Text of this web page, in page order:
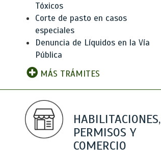
Tóxicos
Corte de pasto en casos
especiales
Denuncia de Líquidos en la Vía
Pública
MÁS TRÁMITES
HABILITACIONES,
PERMISOS Y
COMERCIO